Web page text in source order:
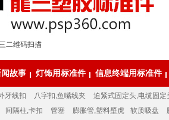
二维码扫描
闻故事 灯饰用标准件 信息终端用标准件
牙线扣 八字扣,鱼嘴线夹
迫紧式固定头,电缆固定
间隔柱,卡扣 管塞 膨胀管,塑料壁虎 软质吸盘